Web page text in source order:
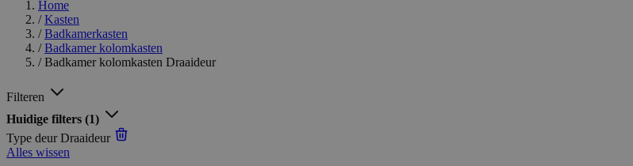
Home
/ Kasten
/ Badkamerkasten
/ Badkamer kolomkasten
/ Badkamer kolomkasten Draaideur
Filteren
Huidige filters (1)
Type deur Draaideur
Alles wissen